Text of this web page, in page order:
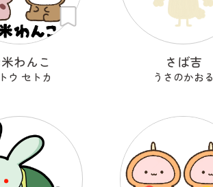
わんこ
ウ セトカ
さば吉
うさのかおる